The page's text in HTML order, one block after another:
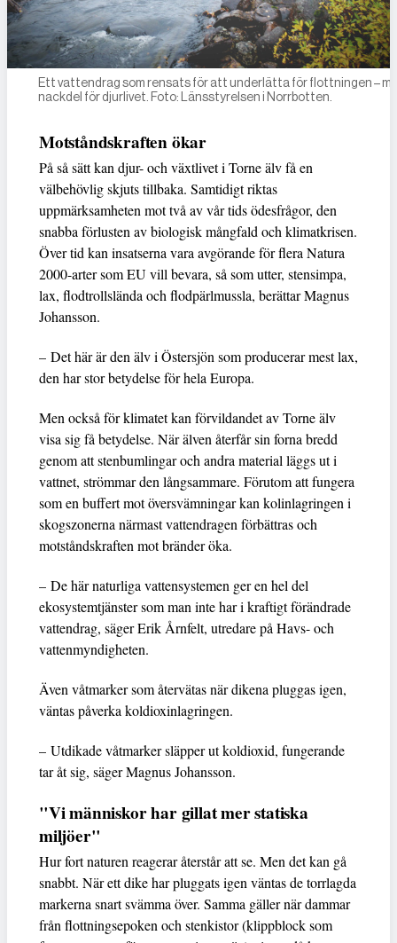
Ett vattendrag som rensats för att underlätta för flottningen –
nackdel för djurlivet. Foto: Länsstyrelsen i Norrbotten.
Motståndskraften ökar
På så sätt kan djur- och växtlivet i Torne älv få en
välbehövlig skjuts tillbaka. Samtidigt riktas
uppmärksamheten mot två av vår tids ödesfrågor, den
snabba förlusten av biologisk mångfald och klimatkrisen.
Över tid kan insatserna vara avgörande för flera Natura
2000-arter som EU vill bevara, så som utter, stensimpa,
lax, flodtrollslända och flodpärlmussla, berättar Magnus
Johansson.
– Det här är den älv i Östersjön som producerar mest lax,
den har stor betydelse för hela Europa.
Men också för klimatet kan förvildandet av Torne älv
visa sig få betydelse. När älven återfår sin forna bredd
genom att stenbumlingar och andra material läggs ut i
vattnet, strömmar den långsammare. Förutom att fungera
som en buffert mot översvämningar kan kolinlagringen i
skogszonerna närmast vattendragen förbättras och
motståndskraften mot bränder öka.
– De här naturliga vattensystemen ger en hel del
ekosystemtjänster som man inte har i kraftigt förändrade
vattendrag, säger Erik Årnfelt, utredare på Havs- och
vattenmyndigheten.
Även våtmarker som återvätas när dikena pluggas igen,
väntas påverka koldioxinlagringen.
– Utdikade våtmarker släpper ut koldioxid, fungerande
tar åt sig, säger Magnus Johansson.
"Vi människor har gillat mer statiska
miljöer"
Hur fort naturen reagerar återstår att se. Men det kan gå
snabbt. När ett dike har pluggats igen väntas de torrlagda
markerna snart svämma över. Samma gäller när dammar
från flottningsepoken och stenkistor (klippblock som